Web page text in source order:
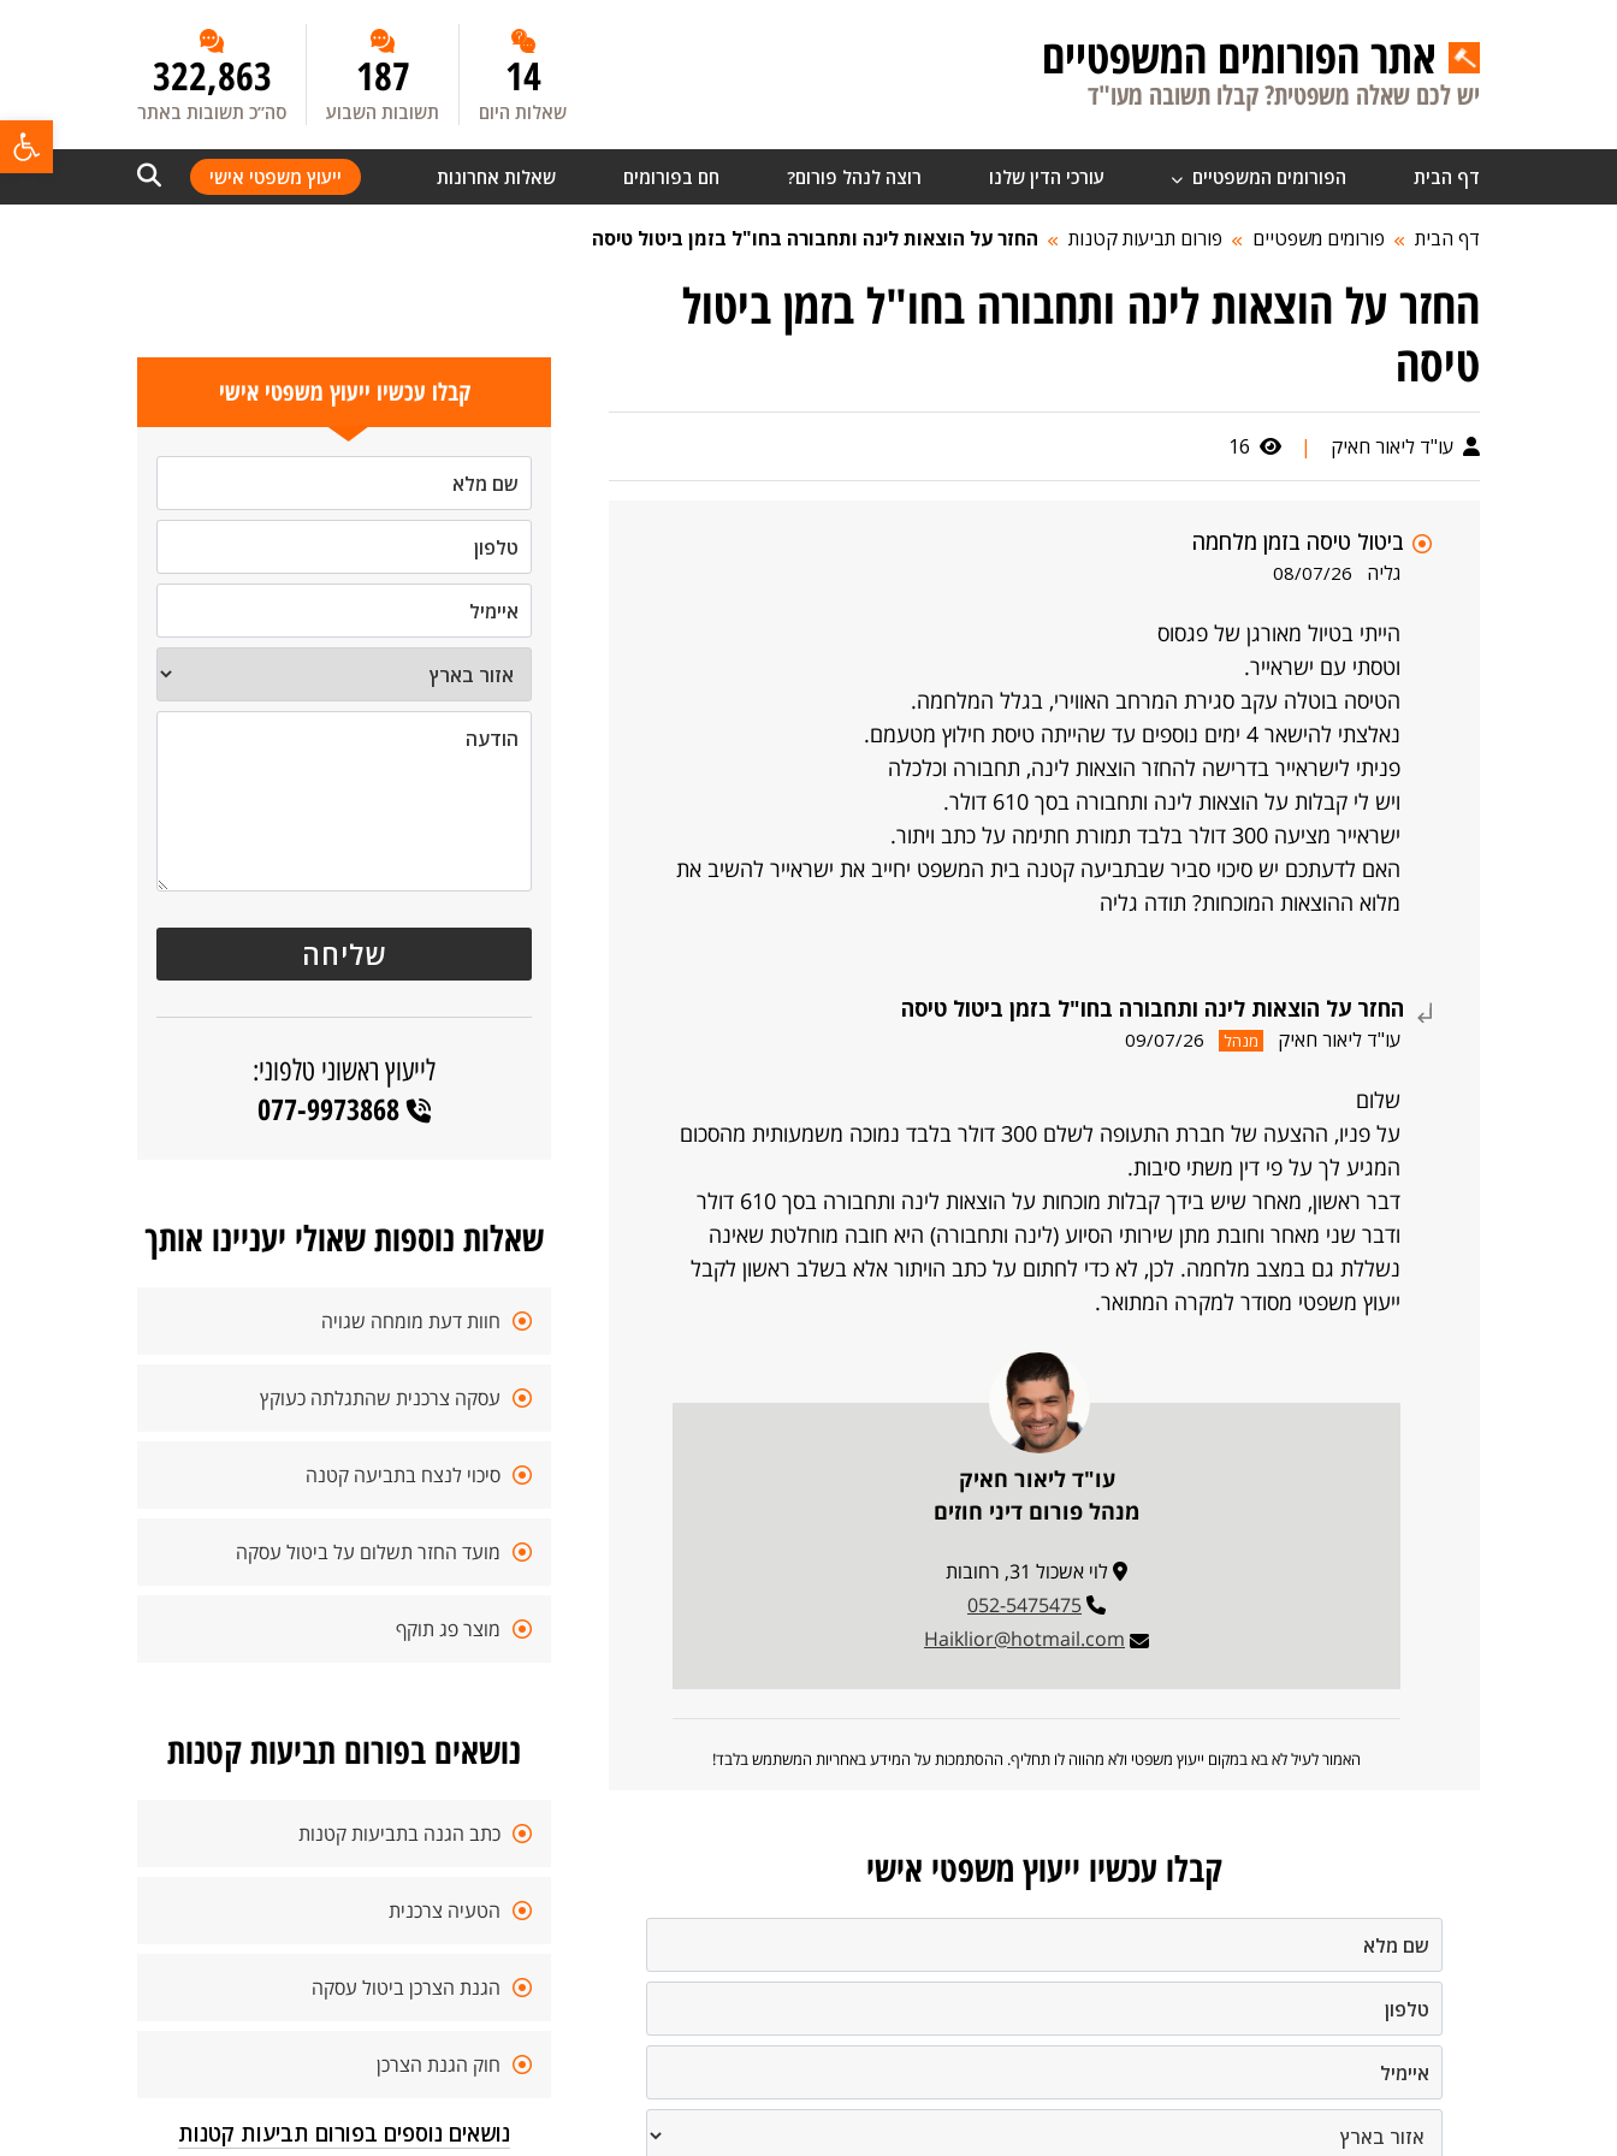
אתר הפורומים המשפטיים
יש לכם שאלה משפטית? קבלו תשובה מעו"ד 14
שאלות היום
187
תשובות השבוע
322,863
סה”כ תשובות באתר
דף הבית הפורומים המשפטיים עורכי הדין שלנו רוצה לנהל פורום? חם בפורומים שאלות אחרונות ייעוץ משפטי אישי
דף הבית פורומים משפטיים פורום תביעות קטנות החזר על הוצאות לינה ותחבורה בחו"ל בזמן ביטול טיסה
החזר על הוצאות לינה ותחבורה בחו"ל בזמן ביטול
טיסה
עו"ד ליאור חאיק |
16
ביטול טיסה בזמן מלחמה
גליה 08/07/26
הייתי בטיול מאורגן של פגסוס
וטסתי עם ישראייר.
הטיסה בוטלה עקב סגירת המרחב האווירי, בגלל המלחמה.
נאלצתי להישאר 4 ימים נוספים עד שהייתה טיסת חילוץ מטעמם.
פניתי לישראייר בדרישה להחזר הוצאות לינה, תחבורה וכלכלה
ויש לי קבלות על הוצאות לינה ותחבורה בסך 610 דולר.
ישראייר מציעה 300 דולר בלבד תמורת חתימה על כתב ויתור.
האם לדעתכם יש סיכוי סביר שבתביעה קטנה בית המשפט יחייב את ישראייר להשיב את
מלוא ההוצאות המוכחות? תודה גליה
החזר על הוצאות לינה ותחבורה בחו"ל בזמן ביטול טיסה
עו"ד ליאור חאיק מנהל 09/07/26
שלום
על פניו, ההצעה של חברת התעופה לשלם 300 דולר בלבד נמוכה משמעותית מהסכום
המגיע לך על פי דין משתי סיבות.
דבר ראשון, מאחר שיש בידך קבלות מוכחות על הוצאות לינה ותחבורה בסך 610 דולר
ודבר שני מאחר וחובת מתן שירותי הסיוע (לינה ותחבורה) היא חובה מוחלטת שאינה
נשללת גם במצב מלחמה. לכן, לא כדי לחתום על כתב הויתור אלא בשלב ראשון לקבל
ייעוץ משפטי מסודר למקרה המתואר.
עו"ד ליאור חאיק
מנהל פורום דיני חוזים
לוי אשכול 31, רחובות
052-5475475
Haiklior@hotmail.com
האמור לעיל לא בא במקום ייעוץ משפטי ולא מהווה לו תחליף. ההסתמכות על המידע באחריות המשתמש בלבד!
קבלו עכשיו ייעוץ משפטי אישי
קבלו עכשיו ייעוץ משפטי אישי
לייעוץ ראשוני טלפוני:
077-9973868
שאלות נוספות שאולי יעניינו אותך
חוות דעת מומחה שגויה
עסקה צרכנית שהתגלתה כעוקץ
סיכוי לנצח בתביעה קטנה
מועד החזר תשלום על ביטול עסקה
מוצר פג תוקף
נושאים בפורום תביעות קטנות
כתב הגנה בתביעות קטנות
הטעיה צרכנית
הגנת הצרכן ביטול עסקה
חוק הגנת הצרכן
נושאים נוספים בפורום תביעות קטנות